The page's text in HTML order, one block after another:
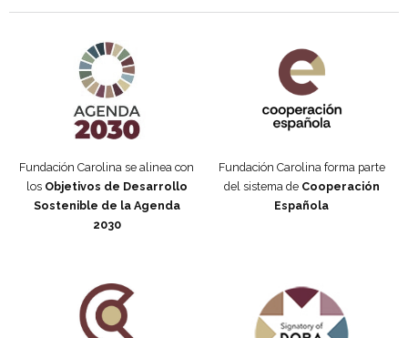
Fundación Carolina se alinea con
los Objetivos de Desarrollo
Sostenible de la Agenda
2030
Fundación Carolina forma parte
del sistema de Cooperación
Española